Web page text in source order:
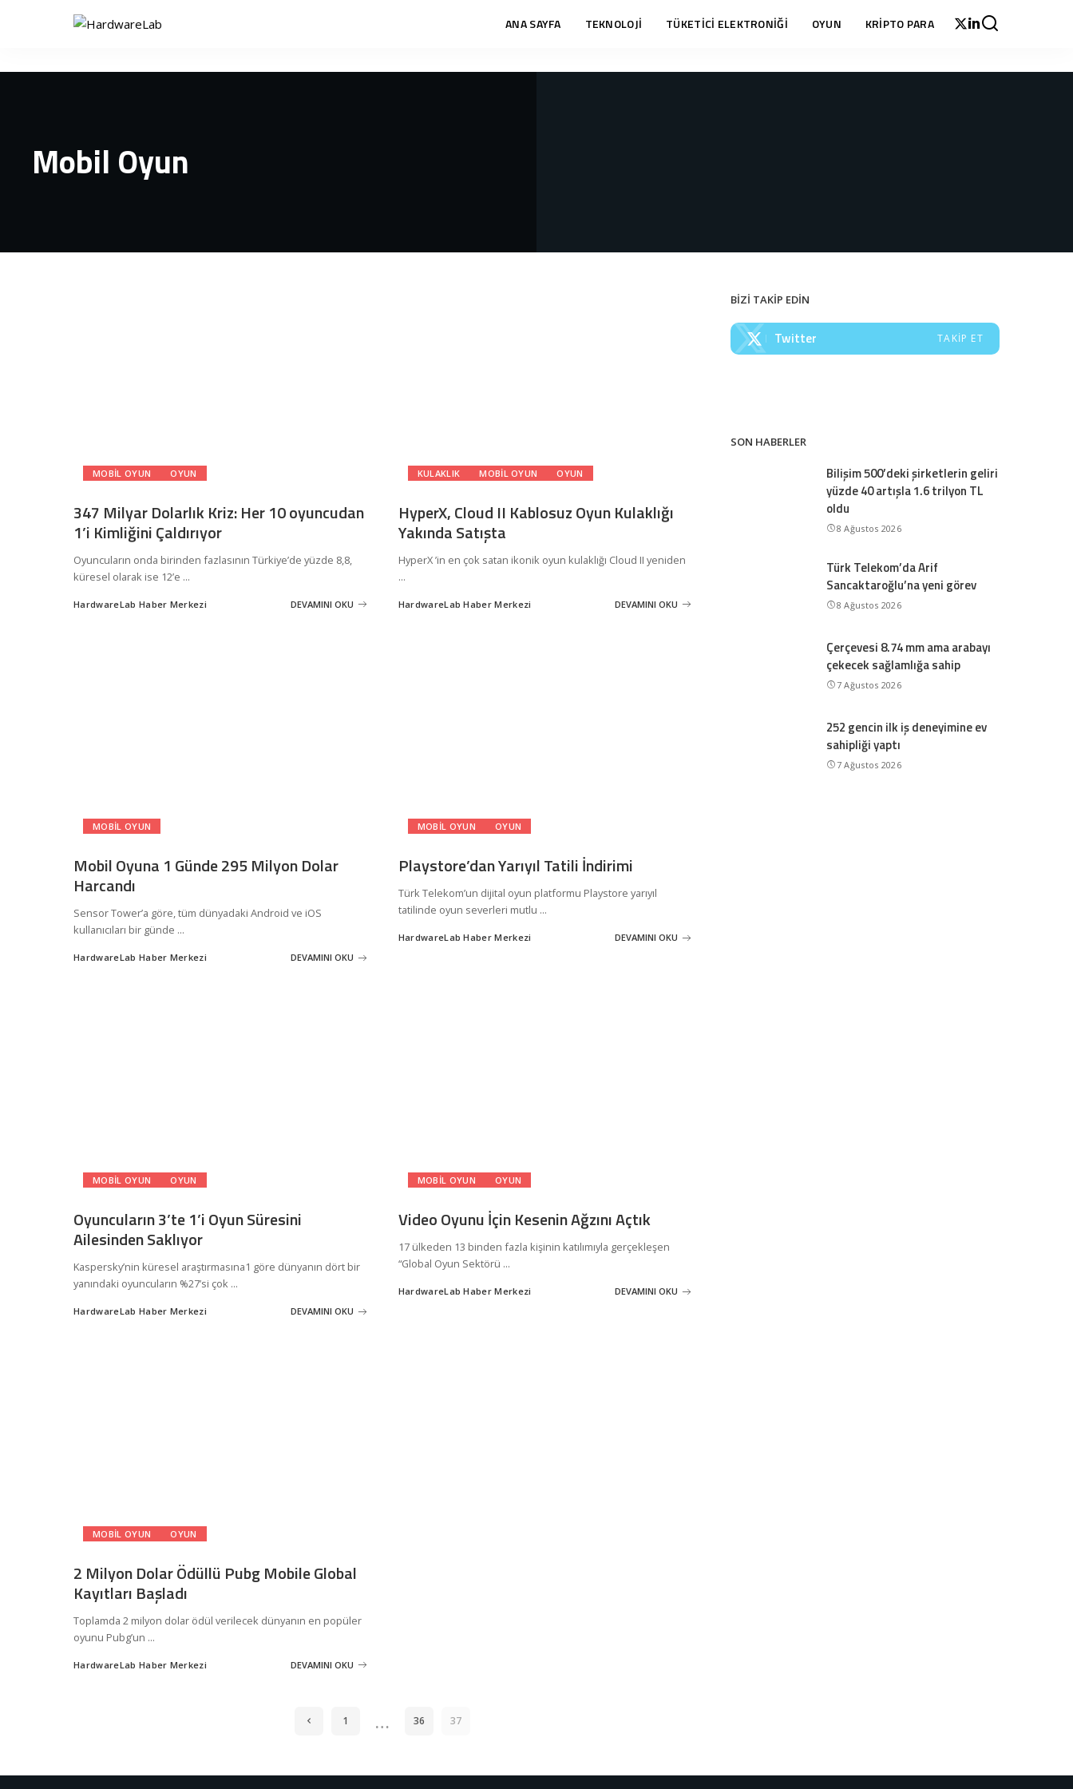
ANA SAYFA TEKNOLOJİ TÜKETİCİ ELEKTRONİĞİ OYUN KRİPTO PARA
Mobil Oyun
MOBIL OYUN OYUN
347 Milyar Dolarlık Kriz: Her 10 oyuncudan
1’i Kimliğini Çaldırıyor
Oyuncuların onda birinden fazlasının Türkiye’de yüzde 8,8,
küresel olarak ise 12’e ...
Posted
HardwareLab Haber Merkezi DEVAMINI OKU
KULAKLIK MOBIL OYUN OYUN
HyperX, Cloud II Kablosuz Oyun Kulaklığı
Yakında Satışta
HyperX ’in en çok satan ikonik oyun kulaklığı Cloud II yeniden
...
Posted
HardwareLab Haber Merkezi DEVAMINI OKU
MOBIL OYUN
Mobil Oyuna 1 Günde 295 Milyon Dolar
Harcandı
Sensor Tower’a göre, tüm dünyadaki Android ve iOS
kullanıcıları bir günde ...
Posted
HardwareLab Haber Merkezi DEVAMINI OKU
MOBIL OYUN OYUN
Playstore’dan Yarıyıl Tatili İndirimi
Türk Telekom’un dijital oyun platformu Playstore yarıyıl
tatilinde oyun severleri mutlu ...
Posted
HardwareLab Haber Merkezi DEVAMINI OKU
MOBIL OYUN OYUN
Oyuncuların 3’te 1’i Oyun Süresini
Ailesinden Saklıyor
Kaspersky’nin küresel araştırmasına1 göre dünyanın dört bir
yanındaki oyuncuların %27’si çok ...
Posted
HardwareLab Haber Merkezi DEVAMINI OKU
MOBIL OYUN OYUN
Video Oyunu İçin Kesenin Ağzını Açtık
17 ülkeden 13 binden fazla kişinin katılımıyla gerçekleşen
“Global Oyun Sektörü ...
Posted
HardwareLab Haber Merkezi DEVAMINI OKU
MOBIL OYUN OYUN
2 Milyon Dolar Ödüllü Pubg Mobile Global
Kayıtları Başladı
Toplamda 2 milyon dolar ödül verilecek dünyanın en popüler
oyunu Pubg’un ...
Posted
HardwareLab Haber Merkezi DEVAMINI OKU
1 … 36 37
BİZİ TAKİP EDİN
Twitter TAKIP ET
SON HABERLER
Bilişim 500’deki şirketlerin geliri
yüzde 40 artışla 1.6 trilyon TL
oldu
8 Ağustos 2026
Türk Telekom’da Arif
Sancaktaroğlu’na yeni görev
8 Ağustos 2026
Çerçevesi 8.74 mm ama arabayı
çekecek sağlamlığa sahip
7 Ağustos 2026
252 gencin ilk iş deneyimine ev
sahipliği yaptı
7 Ağustos 2026